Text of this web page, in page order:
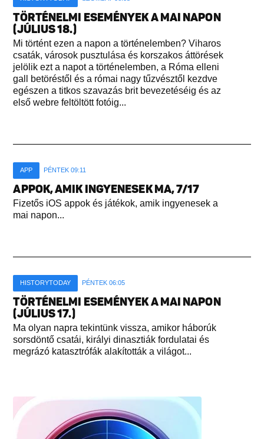
TÖRTÉNELMI ESEMÉNYEK A MAI NAPON
(JÚLIUS 18.)
Mi történt ezen a napon a történelemben? Viharos
csaták, városok pusztulása és korszakos áttörések
jelölik ezt a napot a történelemben, a Róma elleni
gall betöréstől és a római nagy tűzvésztől kezdve
egészen a titkos szavazás brit bevezetéséig és az
első webre feltöltött fotóig...
APP PÉNTEK 09:11
APPOK, AMIK INGYENESEK MA, 7/17
Fizetős iOS appok és játékok, amik ingyenesek a
mai napon...
HISTORYTODAY PÉNTEK 06:05
TÖRTÉNELMI ESEMÉNYEK A MAI NAPON
(JÚLIUS 17.)
Ma olyan napra tekintünk vissza, amikor háborúk
sorsdöntő csatái, királyi dinasztiák fordulatai és
megrázó katasztrófák alakították a világot...